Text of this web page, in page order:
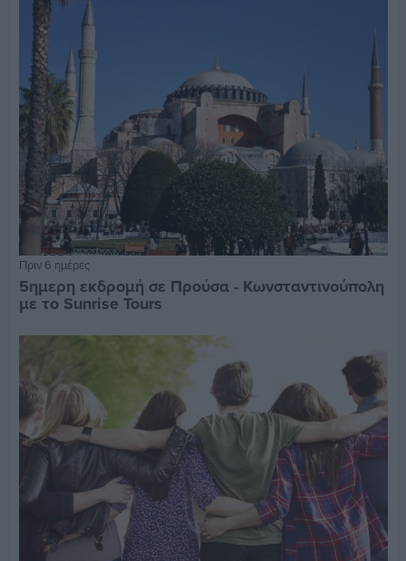
Πριν 6 ημέρες
5ημερη εκδρομή σε Προύσα - Κωνσταντινούπολη
με το Sunrise Tours